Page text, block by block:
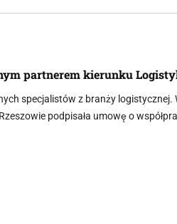
partnerem kierunku
specjalistów z branży logistycznej.
podpisała umowę o